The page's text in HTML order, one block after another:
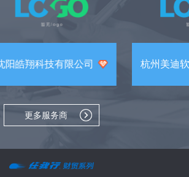
阳皓翔科技有限公司 杭州美迪
更多服务商